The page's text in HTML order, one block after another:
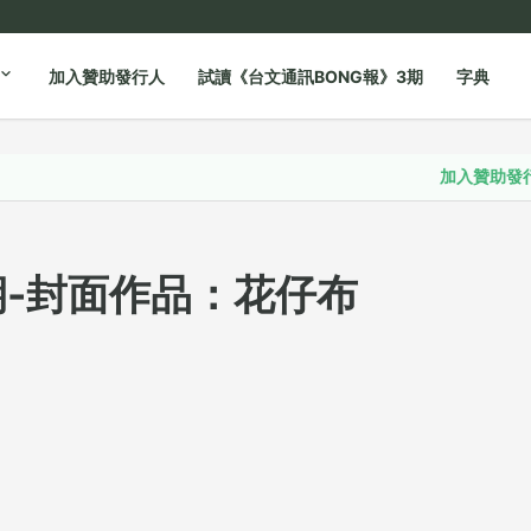
加入贊助發行人 試讀《台文通訊BONG報》3期 字典
加入贊助發行人
封面作品：花仔布